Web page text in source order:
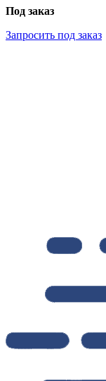
Под заказ
Запросить под заказ